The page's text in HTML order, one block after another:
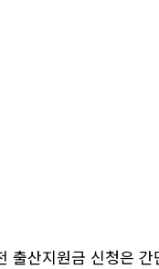
출산지원금 신청은